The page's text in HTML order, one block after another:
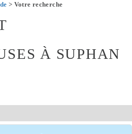
> Votre recherche
À SUPHAN